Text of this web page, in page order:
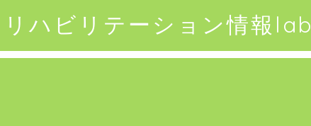
リハビリテーション情報lab